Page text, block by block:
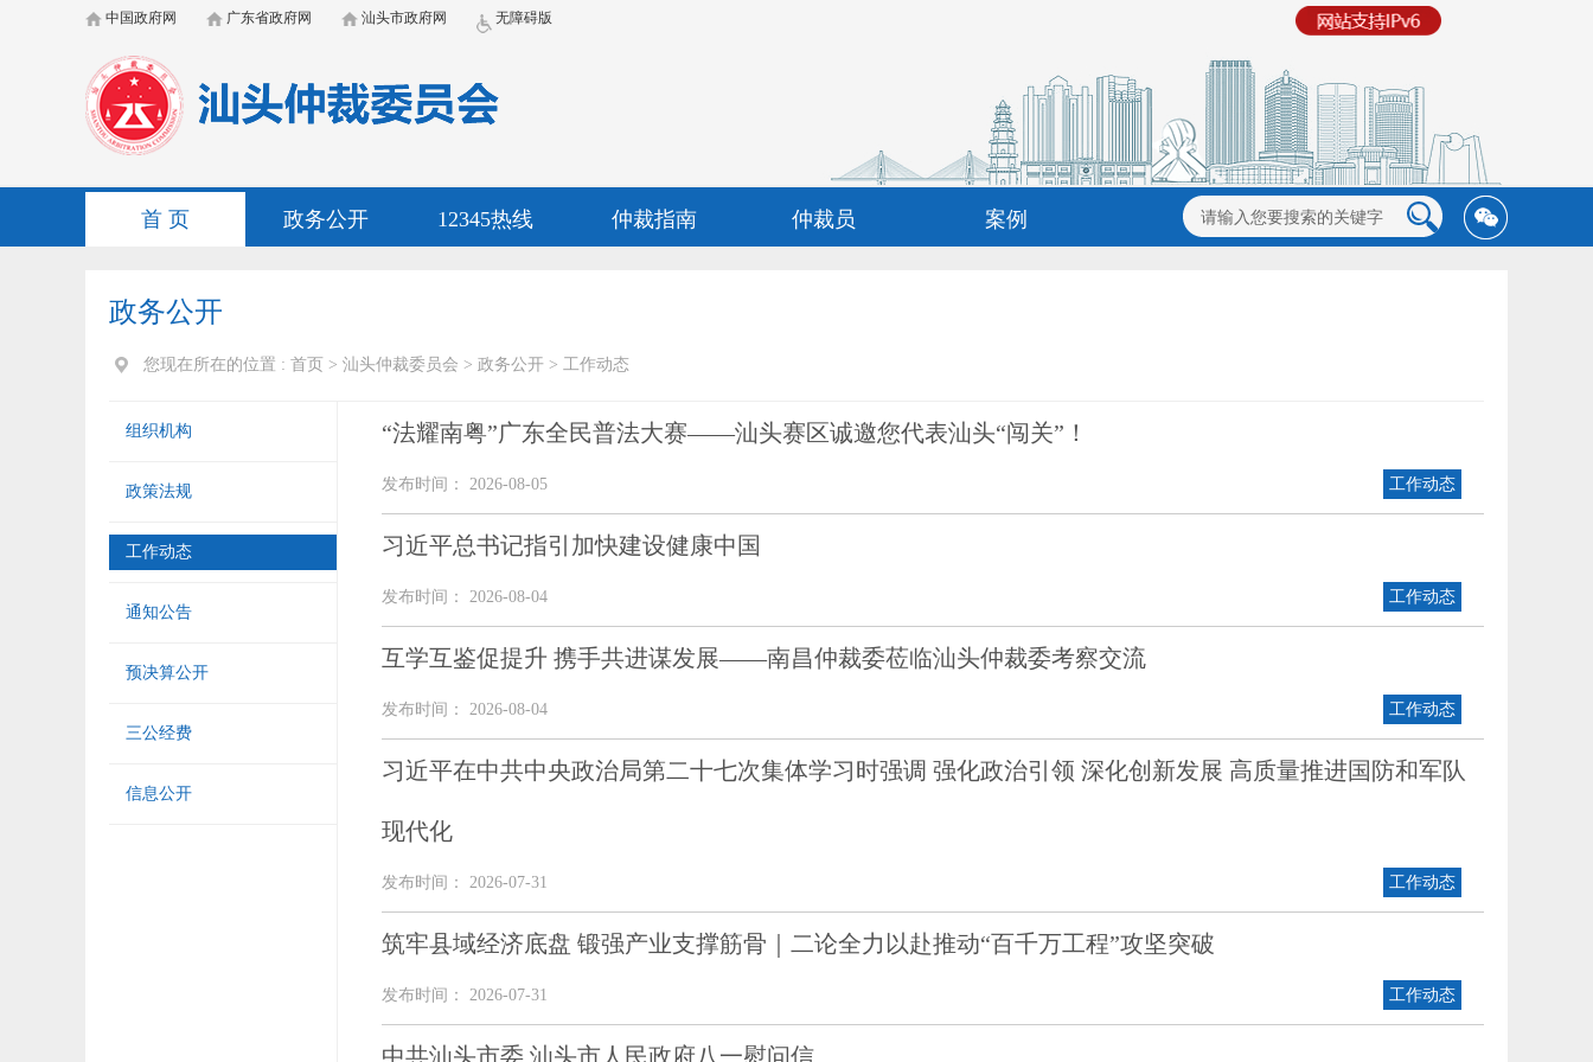
中国政府网 广东省政府网 汕头市政府网 无障碍版
首 页 政务公开 12345热线 仲裁指南 仲裁员 案例
政务公开
您现在所在的位置 : 首页 > 汕头仲裁委员会 > 政务公开 > 工作动态
组织机构
政策法规
工作动态
通知公告
预决算公开
三公经费
信息公开
“法耀南粤”广东全民普法大赛——汕头赛区诚邀您代表汕头“闯关”！
发布时间： 2026-08-05 工作动态
习近平总书记指引加快建设健康中国
发布时间： 2026-08-04 工作动态
互学互鉴促提升 携手共进谋发展——南昌仲裁委莅临汕头仲裁委考察交流
发布时间： 2026-08-04 工作动态
习近平在中共中央政治局第二十七次集体学习时强调 强化政治引领 深化创新发展 高质量推进国防和军队
现代化
发布时间： 2026-07-31 工作动态
筑牢县域经济底盘 锻强产业支撑筋骨｜二论全力以赴推动“百千万工程”攻坚突破
发布时间： 2026-07-31 工作动态
中共汕头市委 汕头市人民政府八一慰问信